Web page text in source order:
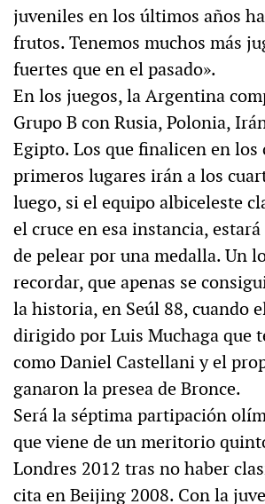
juveniles en los últimos años
frutos. Tenemos muchos más
fuertes que en el pasado».
En los juegos, la Argentina
Grupo B con Rusia, Polonia,
Egipto. Los que finalicen en los
primeros lugares irán a los
luego, si el equipo albiceleste
el cruce en esa instancia,
de pelear por una medalla. Un
recordar, que apenas se
la historia, en Seúl 88, cuando
dirigido por Luis Muchaga que
como Daniel Castellani y el
ganaron la presea de Bronce.
Será la séptima partipación
que viene de un meritorio
Londres 2012 tras no haber
cita en Beijing 2008. Con la